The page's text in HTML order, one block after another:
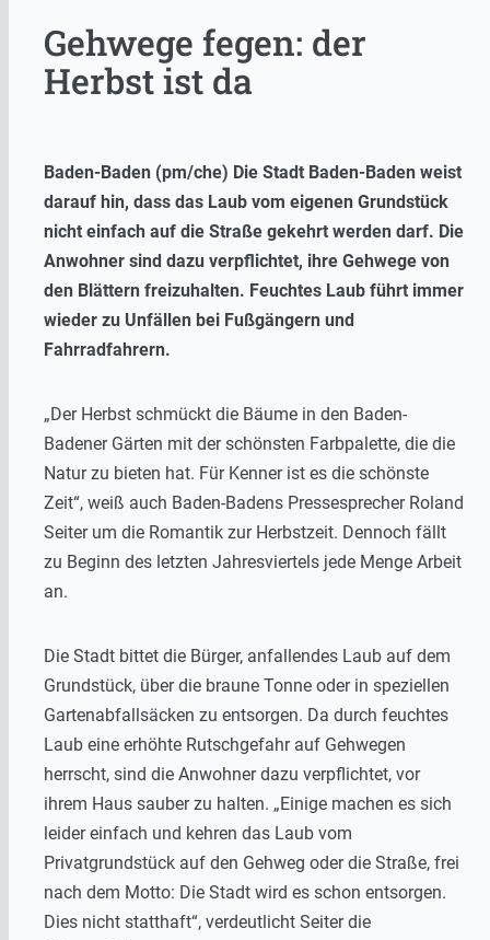
Gehwege fegen: der
Herbst ist da
Baden-Baden (pm/che) Die Stadt Baden-Baden weist
darauf hin, dass das Laub vom eigenen Grundstück
nicht einfach auf die Straße gekehrt werden darf. Die
Anwohner sind dazu verpflichtet, ihre Gehwege von
den Blättern freizuhalten. Feuchtes Laub führt immer
wieder zu Unfällen bei Fußgängern und
Fahrradfahrern.
„Der Herbst schmückt die Bäume in den Baden-
Badener Gärten mit der schönsten Farbpalette, die die
Natur zu bieten hat. Für Kenner ist es die schönste
Zeit“, weiß auch Baden-Badens Pressesprecher Roland
Seiter um die Romantik zur Herbstzeit. Dennoch fällt
zu Beginn des letzten Jahresviertels jede Menge Arbeit
an.
Die Stadt bittet die Bürger, anfallendes Laub auf dem
Grundstück, über die braune Tonne oder in speziellen
Gartenabfallsäcken zu entsorgen. Da durch feuchtes
Laub eine erhöhte Rutschgefahr auf Gehwegen
herrscht, sind die Anwohner dazu verpflichtet, vor
ihrem Haus sauber zu halten. „Einige machen es sich
leider einfach und kehren das Laub vom
Privatgrundstück auf den Gehweg oder die Straße, frei
nach dem Motto: Die Stadt wird es schon entsorgen.
Dies nicht statthaft“, verdeutlicht Seiter die